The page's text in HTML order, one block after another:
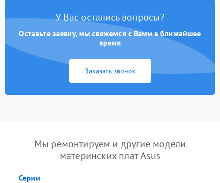
У Вас остались вопросы?
Оставьте заявку, мы свяжемся с Вами в ближайшее
время
Заказать звонок
Мы ремонтируем и другие модели
материнских плат Asus
Серии